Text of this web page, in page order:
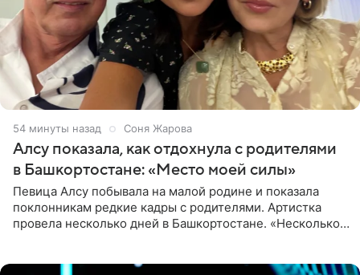
54 минуты назад Соня Жарова
Алсу показала, как отдохнула с родителями
в Башкортостане: «Место моей силы»
Певица Алсу побывала на малой родине и показала
поклонникам редкие кадры с родителями. Артистка
провела несколько дней в Башкортостане. «Несколько